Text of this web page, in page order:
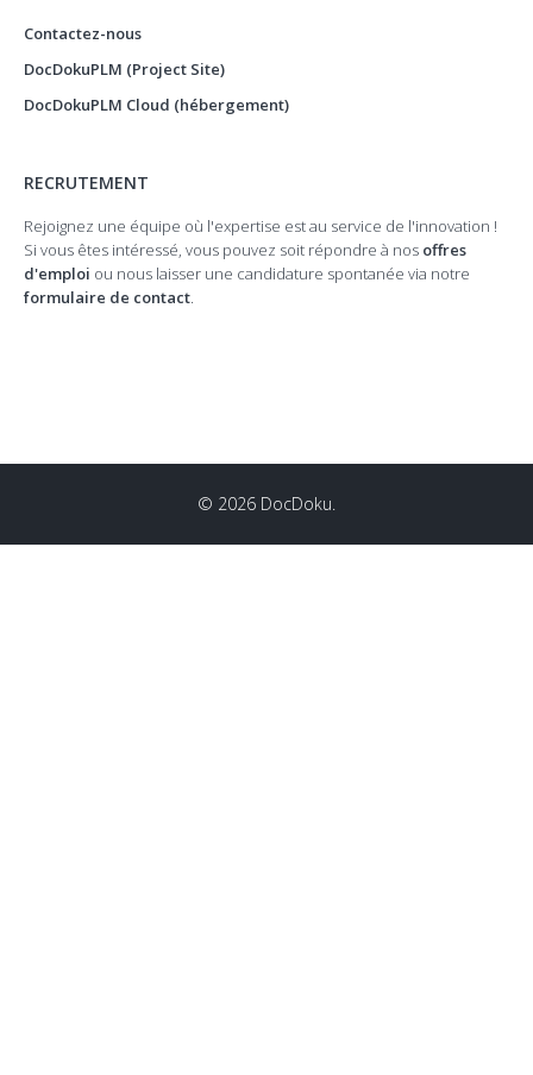
Contactez-nous
DocDokuPLM (Project Site)
DocDokuPLM Cloud (hébergement)
RECRUTEMENT
Rejoignez une équipe où l'expertise est au service de l'innovation !
Si vous êtes intéressé, vous pouvez soit répondre à nos offres
d'emploi ou nous laisser une candidature spontanée via notre
formulaire de contact.
© 2026 DocDoku.